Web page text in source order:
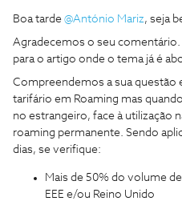
Boa tarde @António Mariz, seja
Agradecemos o seu
para o artigo onde o tema já é
Compreendemos a sua questão
tarifário em Roaming mas
no estrangeiro, face à utilização
roaming permanente. Sendo
dias, se verifique:
Mais de 50% do volume
EEE e/ou Reino Unido